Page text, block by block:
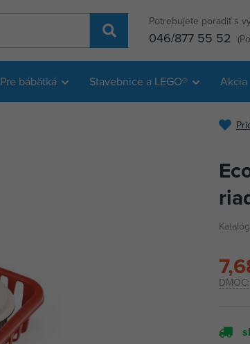
Potrebujete poradiť s
046/877 55 52
Pre bábätká Stavebnice a LEGO® Akcia
DMOC: